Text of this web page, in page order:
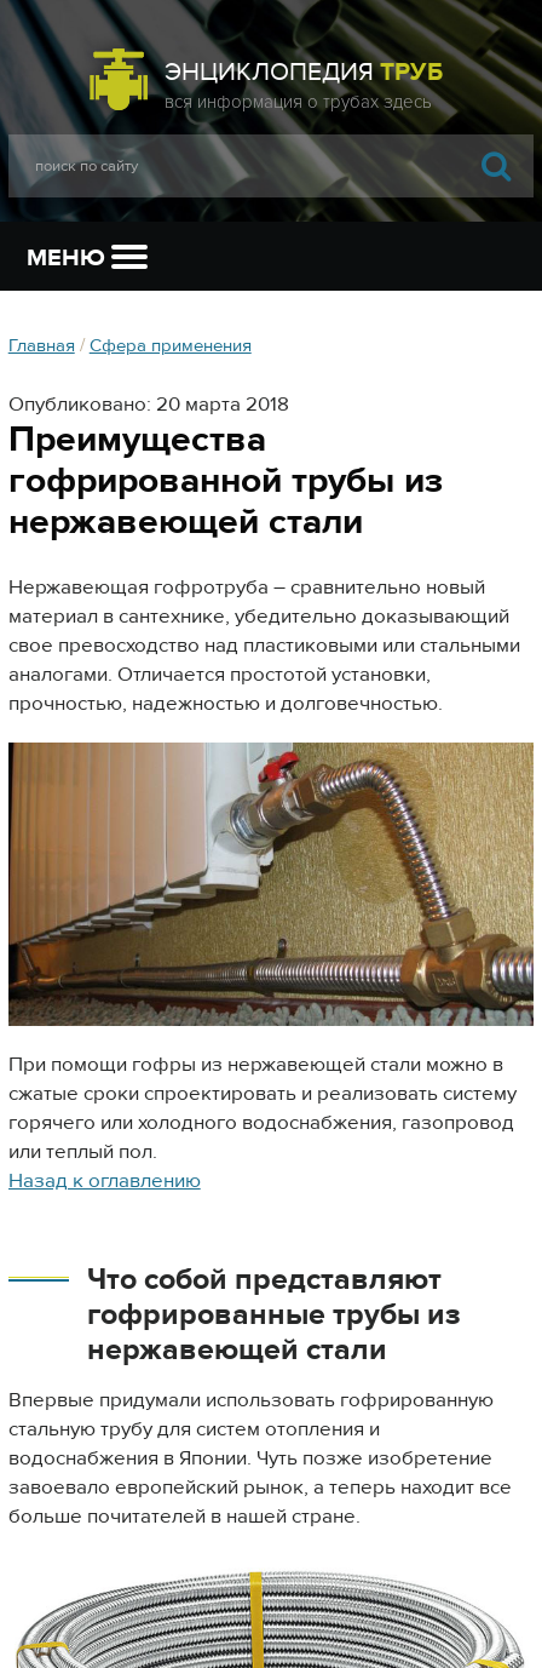
ЭНЦИКЛОПЕДИЯТРУБ
МЕНЮ
Главная /Сфера применения
Опубликовано: 20 марта 2018
Преимущества
гофрированной трубы из
нержавеющей стали
Нержавеющая гофротруба – сравнительно новый
материал в сантехнике, убедительно доказывающий
свое превосходство над пластиковыми или стальными
аналогами. Отличается простотой установки,
прочностью, надежностью и долговечностью.
При помощи гофры из нержавеющей стали можно в
сжатые сроки спроектировать и реализовать систему
горячего или холодного водоснабжения, газопровод
или теплый пол.
Назад к оглавлению
Что собой представляют
гофрированные трубы из
нержавеющей стали
Впервые придумали использовать гофрированную
стальную трубу для систем отопления и
водоснабжения в Японии. Чуть позже изобретение
завоевало европейский рынок, а теперь находит все
больше почитателей в нашей стране.